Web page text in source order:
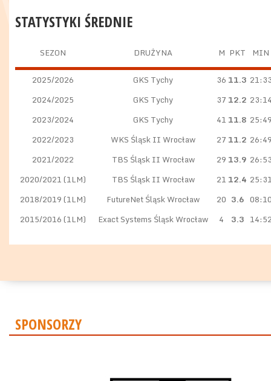
STATYSTYKI ŚREDNIE
SEZON DRUŻYNA M PKT MIN
2025/2026 GKS Tychy 36 11.3
2024/2025
GKS Tychy 37 12.2
2023/2024
GKS Tychy 41 11.8
2022/2023
WKS Śląsk II Wrocław 27 11.2
2021/2022
TBS Śląsk II Wrocław 29 13.9
2020/2021 (1LM)
TBS Śląsk II Wrocław 21 12.4
2018/2019 (1LM)
FutureNet Śląsk Wrocław 20 3.6
2015/2016 (1LM)
Exact Systems Śląsk Wrocław 4 3.3
SPONSORZY